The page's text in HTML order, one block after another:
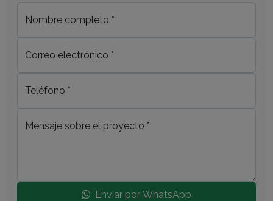
Nombre completo *
Correo electrónico *
Teléfono *
Mensaje sobre el proyecto *
Enviar por WhatsApp